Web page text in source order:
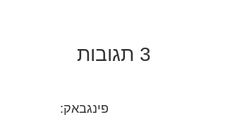
3 תגובות
פינגבאק: